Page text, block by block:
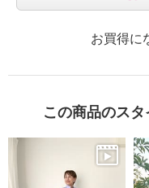
お買得に
この商品のス